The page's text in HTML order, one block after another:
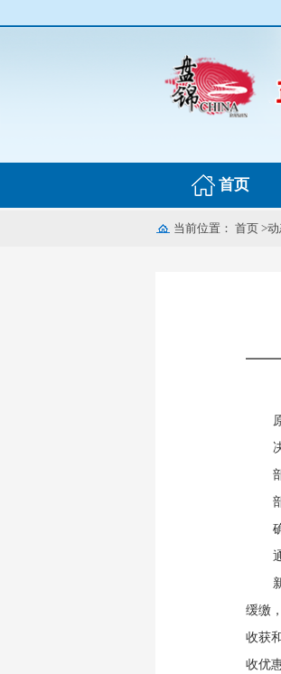
首页
当前位置： 首页 >
缓缴
收获
收优